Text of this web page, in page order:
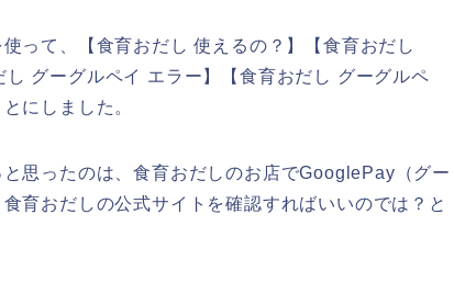
って、【食育おだし 使えるの？】【食育おだし
グーグルペイ エラー】【食育おだし グーグルペ
にしました。
思ったのは、食育おだしのお店でGooglePay（グー
育おだしの公式サイトを確認すればいいのでは？と